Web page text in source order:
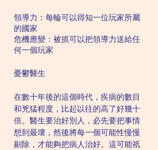
領導力：每輪可以得知一位玩家所屬
的國家
危機應變：被抓可以把領導力送給任
何一個玩家
憂鬱醫生
在數十年後的這個時代，疾病的數目
和兇猛程度，比起以往的高了好幾十
倍。醫生要治好別人，必先要把事情
想到最壞，然後將每一個可能性慢慢
剔除，才能夠把病人治好。這可能祇